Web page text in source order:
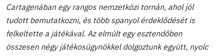
Cartagenában egy rangos nemzetközi tornán, ahol jól
tudott bemutatkozni, és több spanyol érdeklődését is
felkeltette a játékával. Az elmúlt egy esztendőben
összesen négy játékosügynökkel dolgoztunk együtt, nyolc